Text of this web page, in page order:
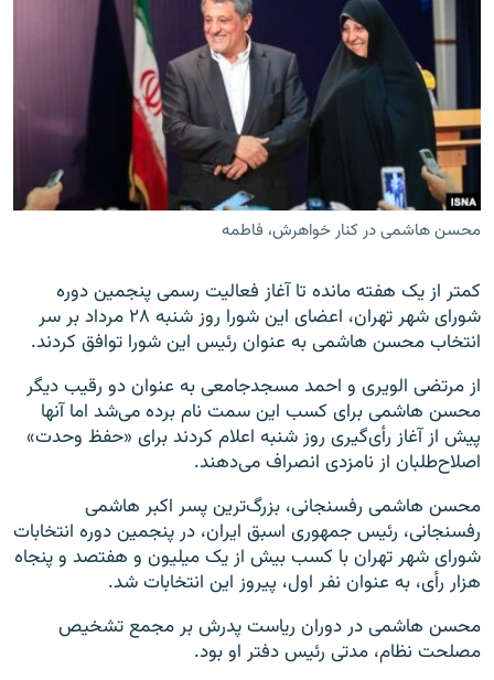
گزارش‌های ویدئویی
English
به ما بپیوندید
زبان‌های دیگر
محسن هاشمی در کنار خواهرش، فاطمه
کمتر از یک هفته مانده تا آغاز فعالیت رسمی پنجمین دوره
شورای شهر تهران، اعضای این شورا روز شنبه ۲۸ مرداد بر سر
انتخاب محسن هاشمی به عنوان رئیس این شورا توافق کردند.
از مرتضی الویری و احمد مسجدجامعی به عنوان دو رقیب دیگر
محسن هاشمی برای کسب این سمت نام برده می‌شد اما آنها
پیش از آغاز رأی‌گیری روز شنبه اعلام کردند برای «حفظ وحدت»
اصلاح‌طلبان از نامزدی انصراف می‌دهند.
محسن هاشمی رفسنجانی، بزرگ‌ترین پسر اکبر هاشمی
رفسنجانی، رئیس جمهوری اسبق ایران، در پنجمین دوره انتخابات
شورای شهر تهران با کسب بیش از یک میلیون و هفتصد و پنجاه‌
هزار رأی، به عنوان نفر اول، پیروز این انتخابات شد.
محسن هاشمی در دوران ریاست پدرش بر مجمع تشخیص
مصلحت نظام، مدتی رئیس دفتر او بود.